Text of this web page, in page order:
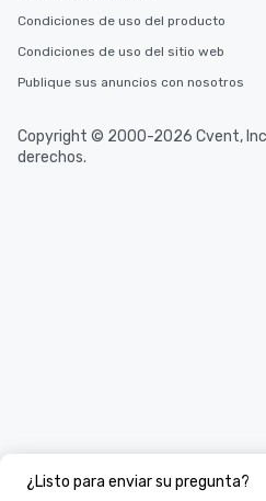
¿Listo para enviar su pregunta?
Condiciones de uso del producto
Condiciones de uso del sitio web
Publique sus anuncios con nosotros
Copyright © 2000-2026 Cvent,
derechos.